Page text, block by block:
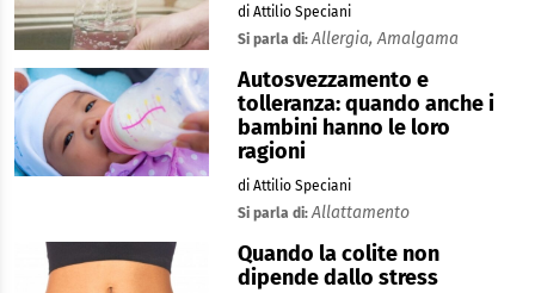
di Attilio Speciani
Si parla di:Allergia,Amalgama
Autosvezzamento e
tolleranza: quando anche i
bambini hanno le loro
ragioni
di Attilio Speciani
Si parla di:Allattamento
Quando la colite non
dipende dallo stress